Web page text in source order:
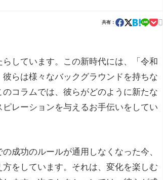
共有： 
しています。この新時代には、「令和
らは様々なバックグラウンドを持ちな
コラムでは、彼らがどのように新たな
レーションを与えるお手伝いをしてい
成功のルールが通用しなくなった今、
をしています。それは、変化を楽しむ